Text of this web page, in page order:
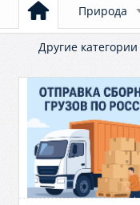
Природа
Другие категории